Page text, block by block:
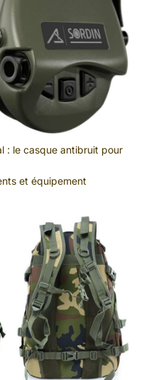
: le casque antibruit pour
et équipement